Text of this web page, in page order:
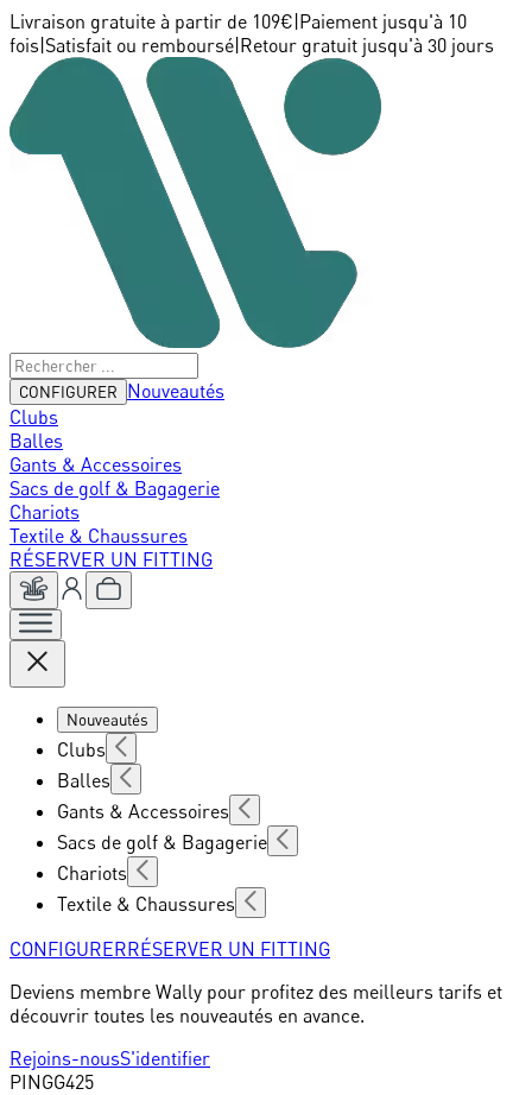
Livraison gratuite à partir de 109€ Paiement jusqu'à 10
fois Satisfait ou remboursé Retour gratuit jusqu'à 30 jours
CONFIGURER
Nouveautés
Clubs
Balles
Gants & Accessoires
Sacs de golf & Bagagerie
Chariots
Textile & Chaussures
RÉSERVER UN FITTING
Nouveautés
Clubs
Balles
Gants & Accessoires
Sacs de golf & Bagagerie
Chariots
Textile & Chaussures
CONFIGURERRÉSERVER UN FITTING
Deviens membre Wally pour profitez des meilleurs tarifs et
découvrir toutes les nouveautés en avance.
Rejoins-nousS'identifier
PINGG425